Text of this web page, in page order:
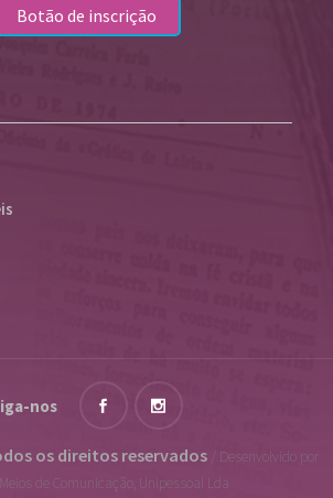
os direitos reservados / Desenvolvido por
de Comunicação, Unipessoal Lda
nos